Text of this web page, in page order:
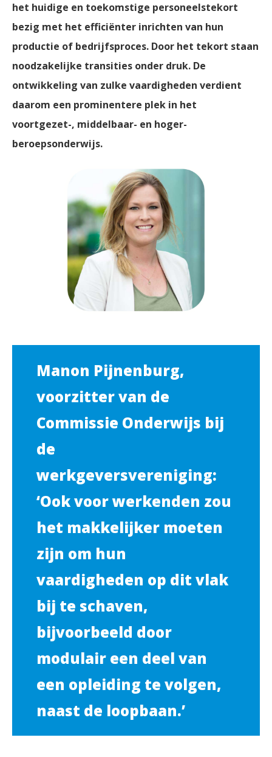
het huidige en toekomstige personeelstekort
bezig met het efficiënter inrichten van hun
productie of bedrijfsproces. Door het tekort staan
noodzakelijke transities onder druk. De
ontwikkeling van zulke vaardigheden verdient
daarom een prominentere plek in het
voortgezet-, middelbaar- en hoger-
beroepsonderwijs.
Manon Pijnenburg,
voorzitter van de
Commissie Onderwijs bij
de
werkgeversvereniging:
‘Ook voor werkenden zou
het makkelijker moeten
zijn om hun
vaardigheden op dit vlak
bij te schaven,
bijvoorbeeld door
modulair een deel van
een opleiding te volgen,
naast de loopbaan.’